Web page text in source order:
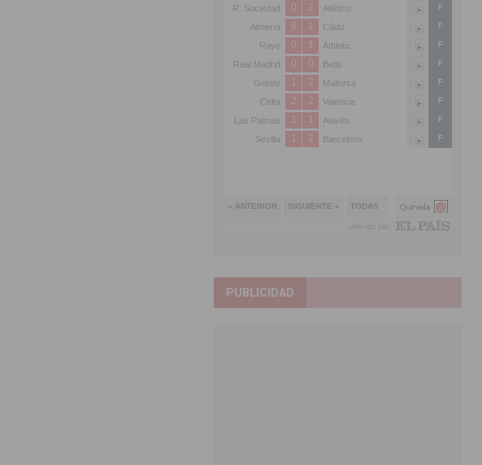
PUBLICIDAD